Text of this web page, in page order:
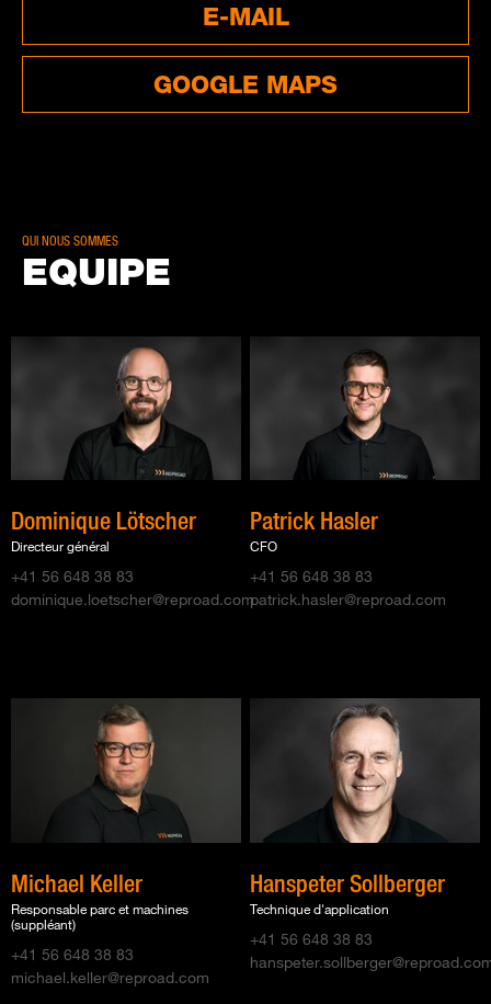
E-MAIL
GOOGLE MAPS
QUI NOUS SOMMES
EQUIPE
Dominique Lötscher
Directeur général
+41 56 648 38 83
dominique.loetscher@reproad.com
Patrick Hasler
CFO
+41 56 648 38 83
patrick.hasler@reproad.com
Michael Keller
Responsable parc et machines
(suppléant)
+41 56 648 38 83
michael.keller@reproad.com
Hanspeter Sollberger
Technique d'application
+41 56 648 38 83